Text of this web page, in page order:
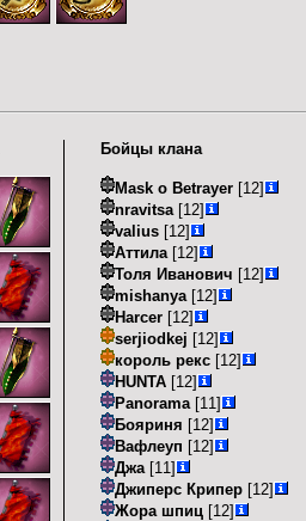
Бойцы клана
Mask o Betrayer [12]
nravitsa [12]
valius [12]
Аттила [12]
Толя Иванович [12]
mishanya [12]
Harcer [12]
serjiodkej [12]
король рекс [12]
HUNTA [12]
Panorama [11]
Бояриня [12]
Вафлеуп [12]
Джа [11]
Джиперс Крипер [12]
Жора шпиц [12]